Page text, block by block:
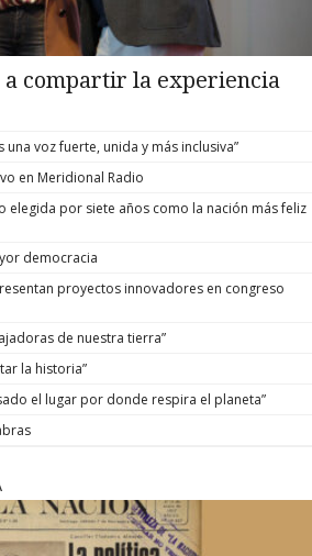
compartir la experiencia
una voz fuerte, unida y más inclusiva”
en Meridional Radio
elegida por siete años como la nación más feliz
democracia
proyectos innovadores en congreso
de nuestra tierra”
la historia”
el lugar por donde respira el planeta”